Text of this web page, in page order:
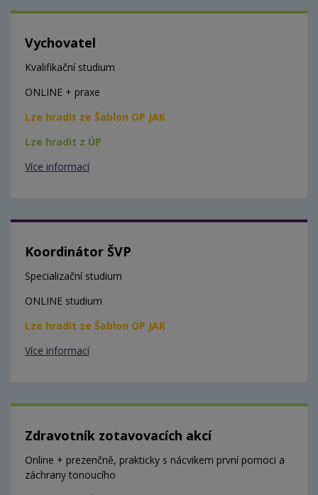
Vychovatel
Kvalifikační studium
ONLINE + praxe
Lze hradit ze Šablon OP JAK
Lze hradit z ÚP
Více informací
Koordinátor ŠVP
Specializační studium
ONLINE studium
Lze hradit ze Šablon OP JAK
Více informací
Zdravotník zotavovacích akcí
Online + prezenčně, prakticky s nácvikem první pomoci a
záchrany tonoucího